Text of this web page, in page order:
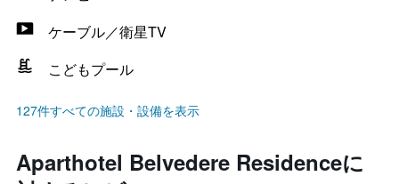
ケーブル／衛星TV
こどもプール
127件すべての施設・設備を表示
Aparthotel Belvedere Residenceに